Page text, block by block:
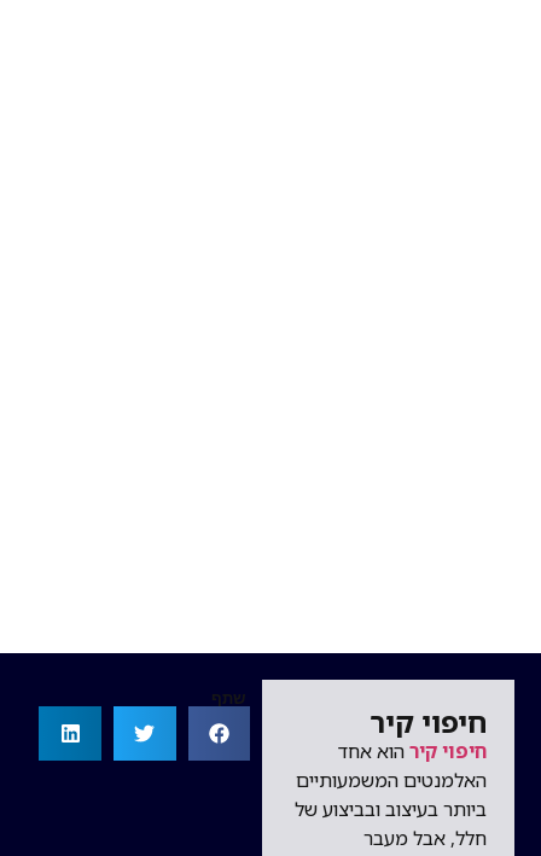
חיפוי קיר
חיפוי קירהוא אחד
האלמנטים המשמעותיים
ביותר בעיצוב ובביצוע של
חלל, אבל מעבר